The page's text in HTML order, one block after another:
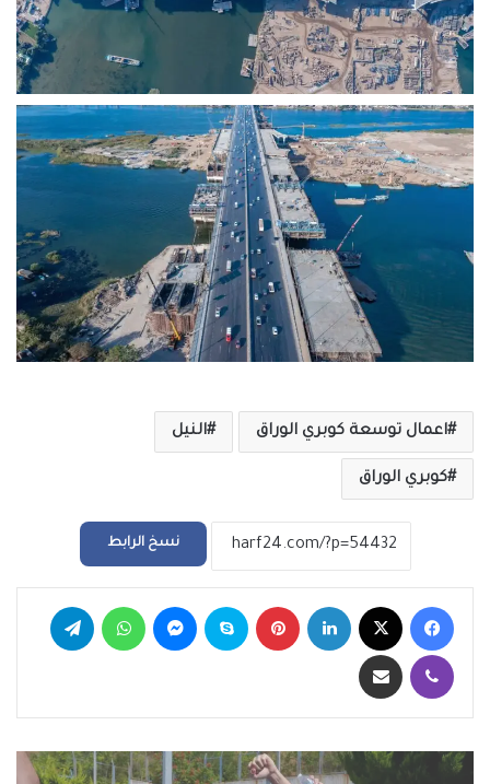
اعمال توسعة كوبري الوراق النيل
كوبري الوراق
نسخ الرابط
فيسبوك لينكدإن بينتيريست سكايب ماسنجر واتساب
ڤايبر مشاركة عبر البريد